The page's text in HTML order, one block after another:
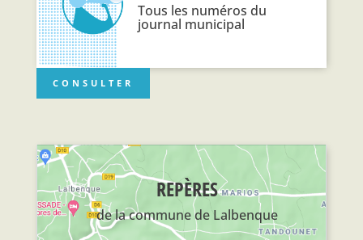
Tous les numéros du
journal municipal
CONSULTER
REPÈRES
de la commune de Lalbenque